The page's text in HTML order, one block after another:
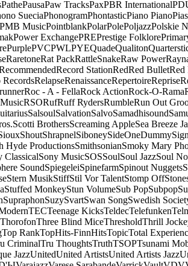
PathePausaPaw TracksPaxPBR International
SueciaPhonogramPhontasticPiano PianoPias
PMB MusicPointblankPolarPolePoljazzPolskie
Power ExchangePREPrestige Folklore
PurplePVCPWLPYEQuadeQualiton
RaretoneRat PackRattleSnakeRaw Power
Record StationRedRed BulletRed
RecordsRelapseRenaissanceRepertoireReprise
Roc - A - FellaRock ActionRock-O-Rama
RSORufRuff RydersRumbleRun Out
SalsoulSalvationSalvoSamadhisound
Scotti BrothersScreaming AppleSea Breeze
ShoutShrapnelSiboneySideOneDummy
Hyde ProductionsSmithsonianSmoky Mary
ClassicalSony MusicSOSSoulSoul JazzSoul
SoundSpiegeleiSpinefarmSpinout Nuggets
Stern MusikStiffStil Vor TalentStomp Off
Stuffed MonkeyStun VolumeSub PopSubpop
SupraphonSuzySvartSwan SongSwedish
TECTeenage KicksTeldecTelefunken
ThorofonThree Blind MiceThresholdThrill
Top RankTopHits-FinnHitsTopicTotal
CriminalTru ThoughtsTruthTSOPTsunami
JazzUnitedUnited ArtistsUnited Artists Jazz